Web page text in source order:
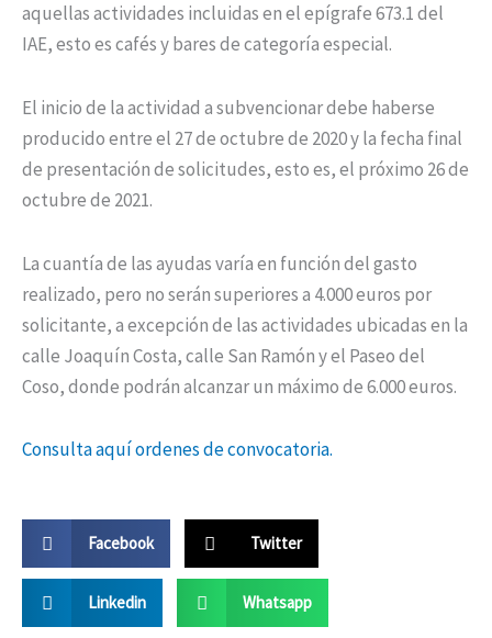
aquellas actividades incluidas en el epígrafe 673.1 del
IAE, esto es cafés y bares de categoría especial.
El inicio de la actividad a subvencionar debe haberse
producido entre el 27 de octubre de 2020 y la fecha final
de presentación de solicitudes, esto es, el próximo 26 de
octubre de 2021.
La cuantía de las ayudas varía en función del gasto
realizado, pero no serán superiores a 4.000 euros por
solicitante, a excepción de las actividades ubicadas en la
calle Joaquín Costa, calle San Ramón y el Paseo del
Coso, donde podrán alcanzar un máximo de 6.000 euros.
Consulta aquí ordenes de convocatoria.
Facebook Twitter
Linkedin Whatsapp